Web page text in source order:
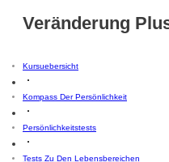
Veränderung
Kursuebersicht
Kompass Der Persönlichkeit
Persönlichkeitstests
Tests Zu Den Lebensbereichen